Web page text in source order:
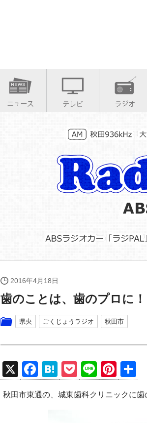
2016年4月18日
歯のことは、歯のプロに！
県央 ごくじょうラジオ 秋田市
X
F
a
c
H
at
e
P
o
ck
Li
n
e
Pi
nt
er
有
秋田市東通の、城東歯科クリニックに歯